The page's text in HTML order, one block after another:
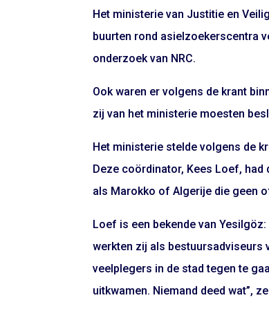
Het ministerie van Justitie en
buurten rond asielzoekerscentra
onderzoek van NRC.
Ook waren er volgens de krant
zij van het ministerie moesten
Het ministerie stelde volgens de
Deze coördinator, Kees Loef,
als Marokko of Algerije die geen
Loef is een bekende van
werkten zij als bestuursadviseurs
veelplegers in de stad tegen te
uitkwamen. Niemand deed wat”,